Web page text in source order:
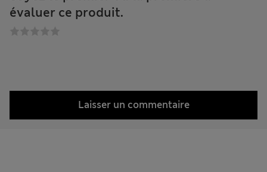
évaluer ce produit.
Laisser un commentaire